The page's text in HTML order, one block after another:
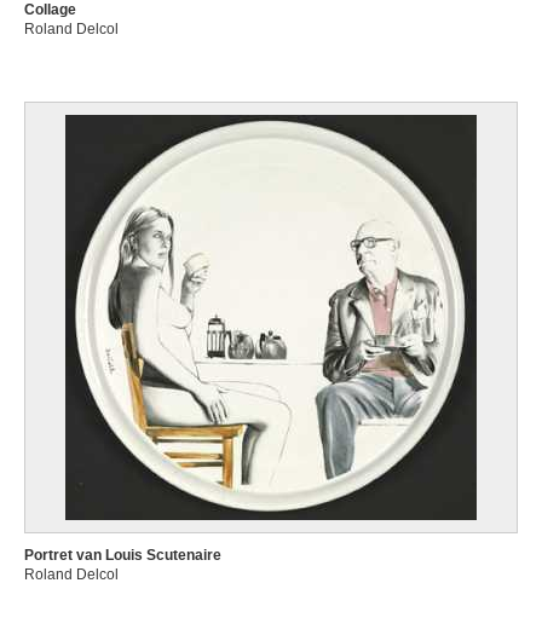
Collage
Roland Delcol
Portret van Louis Scutenaire
Roland Delcol